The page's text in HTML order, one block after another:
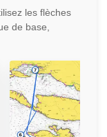
les flèches
de base,